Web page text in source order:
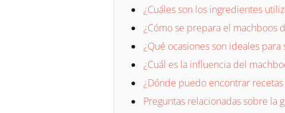
¿Cuáles son los ingredientes
¿Cómo se prepara el machboos
¿Qué ocasiones son ideales para
¿Cuál es la influencia del
¿Dónde puedo encontrar
Preguntas relacionadas sobre la